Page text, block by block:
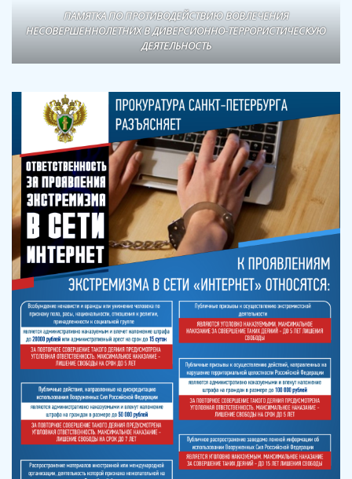
ПАМЯТКА ПО ПРОТИВОДЕЙСТВИЮ ВОВЛЕЧЕНИЯ
НЕСОВЕРШЕННОЛЕТНИХ В ДИВЕРСИОННО-ТЕРРОРИСТИЧЕСКУЮ
ДЕЯТЕЛЬНОСТЬ